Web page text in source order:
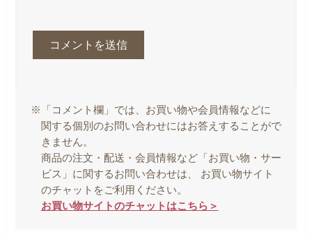
※「コメント欄」では、お買い物や会員情報などに
関する個別のお問い合わせにはお答えすることがで
きません。
商品の注文・配送・会員情報など「お買い物・サー
ビス」に関するお問い合わせは、 お買い物サイト
のチャットをご利用ください。
お買い物サイトのチャットはこちら＞